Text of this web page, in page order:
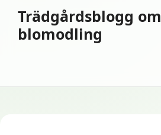
innehåll
Trädgårdsblogg om
blomodling